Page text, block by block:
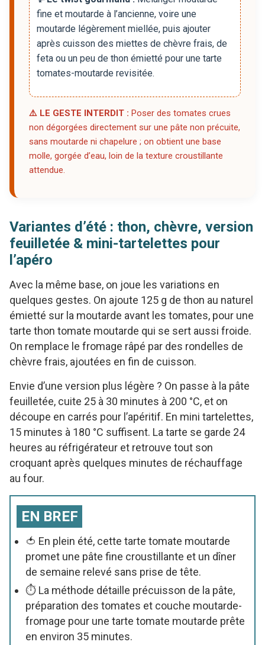
fine et moutarde à l’ancienne, voire une
moutarde légèrement miellée, puis ajouter
après cuisson des miettes de chèvre frais, de
feta ou un peu de thon émietté pour une tarte
tomates-moutarde revisitée.
⚠️ LE GESTE INTERDIT : Poser des tomates crues
non dégorgées directement sur une pâte non précuite,
sans moutarde ni chapelure ; on obtient une base
molle, gorgée d’eau, loin de la texture croustillante
attendue.
Variantes d’été : thon, chèvre, version
feuilletée & mini-tartelettes pour
l’apéro
Avec la même base, on joue les variations en
quelques gestes. On ajoute 125 g de thon au naturel
émietté sur la moutarde avant les tomates, pour une
tarte thon tomate moutarde qui se sert aussi froide.
On remplace le fromage râpé par des rondelles de
chèvre frais, ajoutées en fin de cuisson.
Envie d’une version plus légère ? On passe à la pâte
feuilletée, cuite 25 à 30 minutes à 200 °C, et on
découpe en carrés pour l’apéritif. En mini tartelettes,
15 minutes à 180 °C suffisent. La tarte se garde 24
heures au réfrigérateur et retrouve tout son
croquant après quelques minutes de réchauffage
au four.
EN BREF
🍅 En plein été, cette tarte tomate moutarde
promet une pâte fine croustillante et un dîner
de semaine relevé sans prise de tête.
⏱ La méthode détaille précuisson de la pâte,
préparation des tomates et couche moutarde-
fromage pour une tarte tomate moutarde prête
en environ 35 minutes.